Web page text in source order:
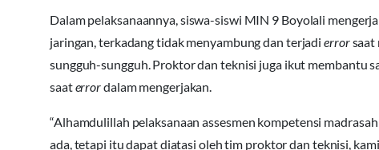
Dalam pelaksanaannya, siswa-siswi MIN 9 Boyolali
jaringan, terkadang tidak menyambung dan terjadierrorsaat
sungguh-sungguh. Proktor dan teknisi juga ikut membantu
saaterrordalam mengerjakan.
“Alhamdulillah pelaksanaan assesmen kompetensi
ada, tetapi itu dapat diatasi oleh tim proktor dan teknisi,